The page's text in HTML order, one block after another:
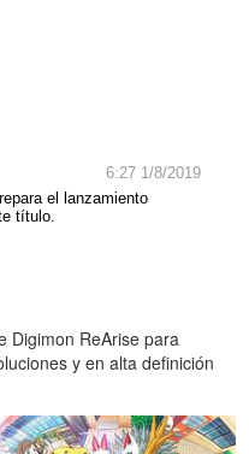
6:27 1/8/2019
el lanzamiento
título.
Digimon ReArise para
y en alta definición